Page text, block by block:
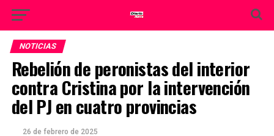
NOTICIAS
Rebelión de peronistas del interior
contra Cristina por la intervención
del PJ en cuatro provincias
26 de febrero de 2025